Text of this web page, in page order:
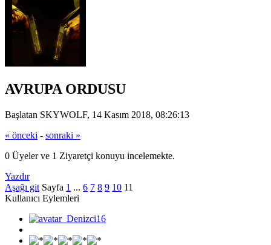
AVRUPA ORDUSU
Başlatan SKYWOLF, 14 Kasım 2018, 08:26:13
« önceki - sonraki »
0 Üyeler ve 1 Ziyaretçi konuyu incelemekte.
Yazdır
Aşağı git Sayfa 1 ... 6 7 8 9 10 11
Kullanıcı Eylemleri